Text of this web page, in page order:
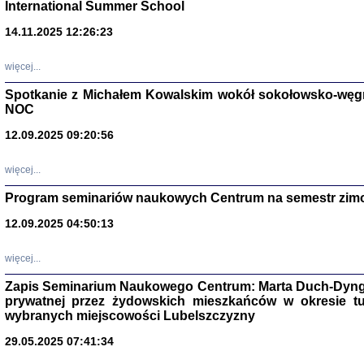
Zagłada
International Summer School
14.11.2025 12:26:23
więcej...
Spotkanie z Michałem Kowalskim wokół sokołowsko-
NOC
12.09.2025 09:20:56
więcej...
Program seminariów naukowych Centrum na semestr
12.09.2025 04:50:13
więcej...
Zapis Seminarium Naukowego Centrum: Marta Duch-
prywatnej przez żydowskich mieszkańców w okresie
wybranych miejscowości Lubelszczyzny
29.05.2025 07:41:34